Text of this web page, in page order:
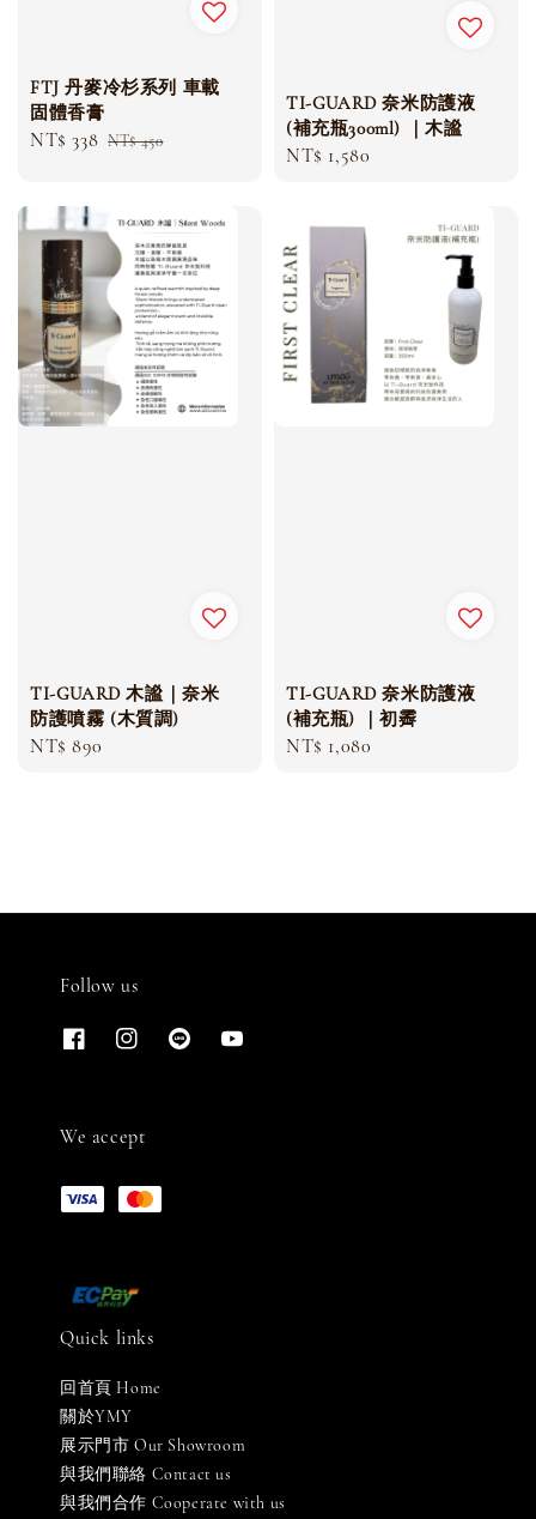
FTJ 丹麥冷杉系列 車載
固體香膏
Sale
NT$ 338 Regular
NT$ 450
TI-GUARD 奈米防護液
(補充瓶300ml) ｜木謐
Regular
NT$ 1,580
TI-GUARD 木謐｜奈米
防護噴霧 (木質調)
Regular
NT$ 890
TI-GUARD 奈米防護液
(補充瓶) ｜初霽
Regular
NT$ 1,080
Follow us
We accept
Quick links
回首頁 Home
關於YMY
展示門市 Our Showroom
與我們聯絡 Contact us
與我們合作 Cooperate with us